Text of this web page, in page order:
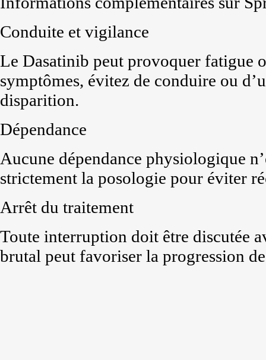
Conduite et vigilance
Le Dasatinib peut provoquer fatigue
symptômes, évitez de conduire ou
disparition.
Dépendance
Aucune dépendance physiologique
strictement la posologie pour éviter
Arrêt du traitement
Toute interruption doit être discutée
brutal peut favoriser la progression